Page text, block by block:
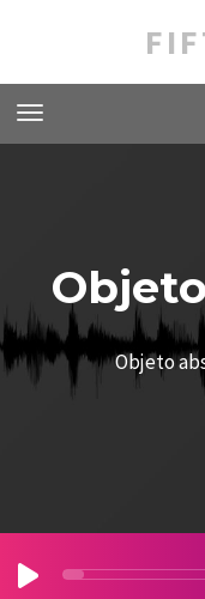
Objeto